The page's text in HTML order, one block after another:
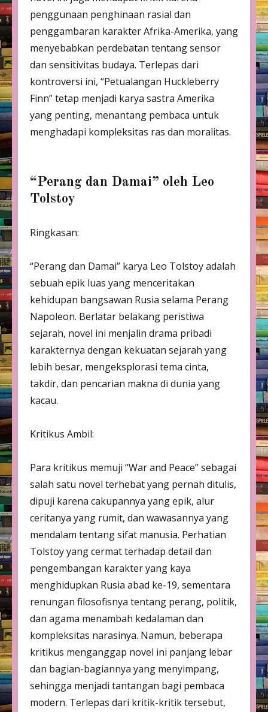
penggunaan penghinaan rasial dan
penggambaran karakter Afrika-Amerika, yang
menyebabkan perdebatan tentang sensor
dan sensitivitas budaya. Terlepas dari
kontroversi ini, “Petualangan Huckleberry
Finn” tetap menjadi karya sastra Amerika
yang penting, menantang pembaca untuk
menghadapi kompleksitas ras dan moralitas.
“Perang dan Damai” oleh Leo
Tolstoy
Ringkasan:
“Perang dan Damai” karya Leo Tolstoy adalah
sebuah epik luas yang menceritakan
kehidupan bangsawan Rusia selama Perang
Napoleon. Berlatar belakang peristiwa
sejarah, novel ini menjalin drama pribadi
karakternya dengan kekuatan sejarah yang
lebih besar, mengeksplorasi tema cinta,
takdir, dan pencarian makna di dunia yang
kacau.
Kritikus Ambil:
Para kritikus memuji “War and Peace” sebagai
salah satu novel terhebat yang pernah ditulis,
dipuji karena cakupannya yang epik, alur
ceritanya yang rumit, dan wawasannya yang
mendalam tentang sifat manusia. Perhatian
Tolstoy yang cermat terhadap detail dan
pengembangan karakter yang kaya
menghidupkan Rusia abad ke-19, sementara
renungan filosofisnya tentang perang, politik,
dan agama menambah kedalaman dan
kompleksitas narasinya. Namun, beberapa
kritikus menganggap novel ini panjang lebar
dan bagian-bagiannya yang menyimpang,
sehingga menjadi tantangan bagi pembaca
modern. Terlepas dari kritik-kritik tersebut,